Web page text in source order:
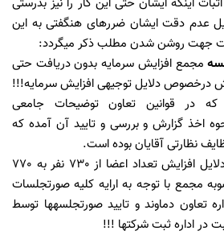
عدم دقت ایشان ضررهای هنگفتی به این
جهت روشن شدن مطلب ذکر می­گردد:
مجمع افزایش سرمایه بدون دریافت حتی
درخصوص دلایل توجیهی افزایش سرمایه!!!
در قوانین تعاون توضیحات جامعی
اخذ گزارش و بررسی و تایید آن آمده که
نظارتی آقایان بوده است.
عدم بررسی دلایل افزایش تعداد اعضا از 730 نفر به 770
مجمع با توجه به ارایه کلیه صورتجلسات
تعاون دماوند و تایید صورتجلسه­ها توسط
در اداره ثبت شرکتها !!!